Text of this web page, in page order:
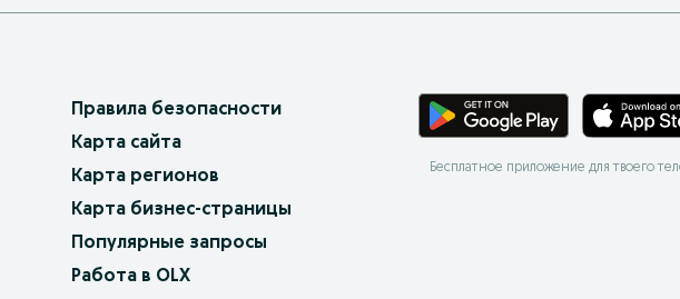
Правила безопасности
Карта сайта
Карта регионов
Карта бизнес-страницы
Популярные запросы
Работа в OLX
Бесплатное приложение для твоего